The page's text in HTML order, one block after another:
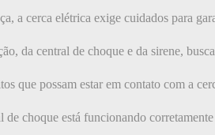
a cerca elétrica exige cuidados para
da central de choque e da sirene,
que possam estar em contato com a
choque está funcionando